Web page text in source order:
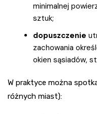
minimalnej
sztuk;
dopuszczenie
zachowania
okien sąsiadów,
W praktyce można
różnych miast):